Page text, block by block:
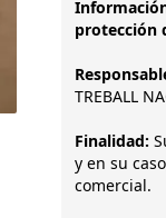
protección
TREBALL
Finalidad:
y en su
comercial.